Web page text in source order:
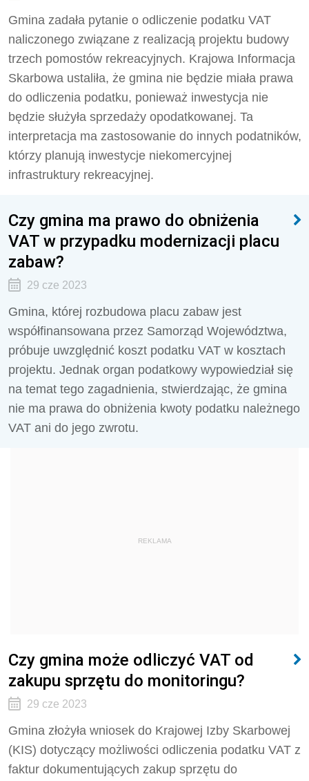
Gmina zadała pytanie o odliczenie podatku VAT
naliczonego związane z realizacją projektu budowy
trzech pomostów rekreacyjnych. Krajowa Informacja
Skarbowa ustaliła, że gmina nie będzie miała prawa
do odliczenia podatku, ponieważ inwestycja nie
będzie służyła sprzedaży opodatkowanej. Ta
interpretacja ma zastosowanie do innych podatników,
którzy planują inwestycje niekomercyjnej
infrastruktury rekreacyjnej.
Czy gmina ma prawo do obniżenia
VAT w przypadku modernizacji placu
zabaw?
29 cze 2023
Gmina, której rozbudowa placu zabaw jest
współfinansowana przez Samorząd Województwa,
próbuje uwzględnić koszt podatku VAT w kosztach
projektu. Jednak organ podatkowy wypowiedział się
na temat tego zagadnienia, stwierdzając, że gmina
nie ma prawa do obniżenia kwoty podatku należnego
VAT ani do jego zwrotu.
REKLAMA
Czy gmina może odliczyć VAT od
zakupu sprzętu do monitoringu?
29 cze 2023
Gmina złożyła wniosek do Krajowej Izby Skarbowej
(KIS) dotyczący możliwości odliczenia podatku VAT z
faktur dokumentujących zakup sprzętu do